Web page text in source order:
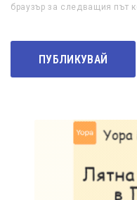
браузър за следващия път